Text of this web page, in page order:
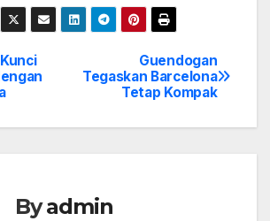
Guendogan
Tegaskan Barcelona
Tetap Kompak
Byadmin